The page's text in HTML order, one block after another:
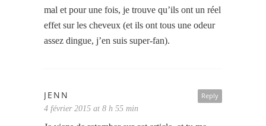
mal et pour une fois, je trouve qu’ils ont un réel
effet sur les cheveux (et ils ont tous une odeur
assez dingue, j’en suis super-fan).
Reply
JENN
4 février 2015 at 8 h 55 min